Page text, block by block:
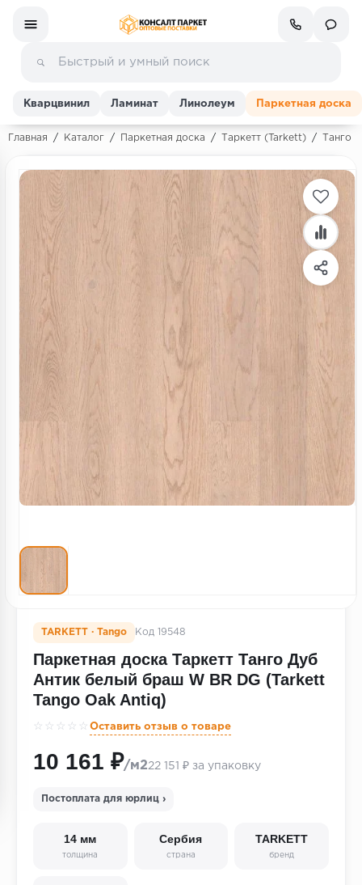
Ламинат
Линолеум
Кварц-винил (ПВХ плитка)
Инженерная доска
Паркетная доска
Террасная доска
Пробковое покрытие
Ковровая плитка
Плинтус
Строительные материалы
Кварцвинил Ламинат Линолеум Паркетная доска
Главная / Каталог / Паркетная доска / Таркетт (Tarkett) / Танго
TARKETT · Tango Код 19548
Паркетная доска Таркетт Танго Дуб
Антик белый браш W BR DG (Tarkett
Tango Oak Antiq)
☆☆☆☆☆ Оставить отзыв о товаре
10 161 ₽/м222 151 ₽ за упаковку
Постоплата для юрлиц ›
14 мм
толщина
Сербия
страна
TARKETT
бренд